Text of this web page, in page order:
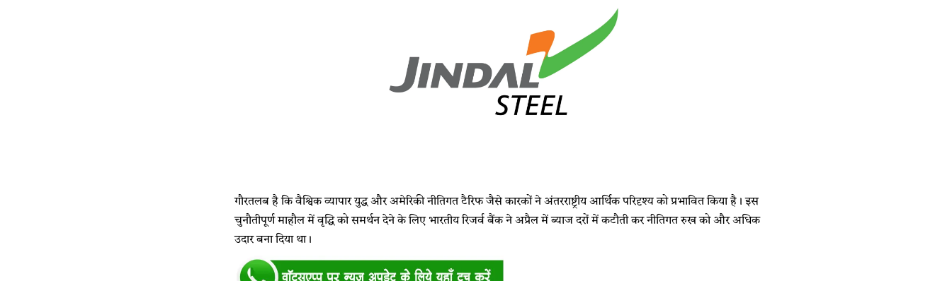
गौरतलब है कि वैश्विक व्यापार युद्ध और अमेरिकी नीतिगत टैरिफ जैसे कारकों ने अंतरराष्ट्रीय आर्थिक परिदृश्य को प्रभावित किया है। इस
चुनौतीपूर्ण माहौल में वृद्धि को समर्थन देने के लिए भारतीय रिजर्व बैंक ने अप्रैल में ब्याज दरों में कटौती कर नीतिगत रुख को और अधिक
उदार बना दिया था।